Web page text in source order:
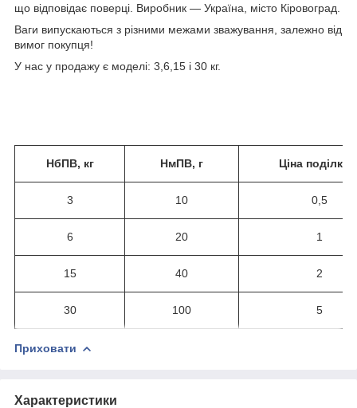
що відповідає поверці. Виробник — Україна, місто Кіровоград.
Ваги випускаються з різними межами зважування, залежно від
вимог покупця!
У нас у продажу є моделі: 3,6,15 і 30 кг.
НбПВ, кг НмПВ, г Ціна поділки,
3 10 0,5
6 20 1
15 40 2
30 100 5
Приховати
Характеристики